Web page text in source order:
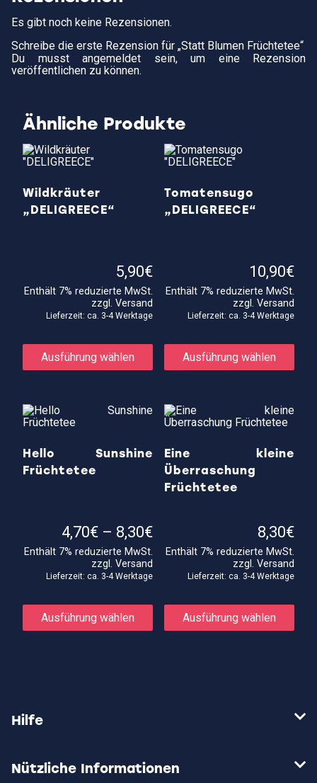
Es gibt noch keine Rezensionen.
Schreibe die erste Rezension für „Statt Blumen Früchtetee“
Du musst angemeldet sein, um eine Rezension
veröffentlichen zu können.
Ähnliche Produkte
Wildkräuter
„DELIGREECE“
5,90€
Enthält 7% reduzierte MwSt.
zzgl.Versand
Lieferzeit: ca. 3-4 Werktage
Ausführung wählen
Produkt
mehrere
Die
Optionen
auf
der
Produktseite
gewählt
werden
Tomatensugo
„DELIGREECE“
10,90€
Enthält 7% reduzierte MwSt.
zzgl. Versand
Lieferzeit: ca. 3-4 Werktage
Ausführung wählen
Die
Hello Sunshine
Früchtetee
4,70€ – 8,30€Preisspanne:
4,70€
bis
Enthält 7% reduzierte MwSt.
zzgl.Versand
Lieferzeit: ca. 3-4 Werktage
Ausführung wählen
Produkt
mehrere
Eine kleine
Überraschung
Früchtetee
8,30€
Enthält 7% reduzierte MwSt.
zzgl. Versand
Lieferzeit: ca. 3-4 Werktage
Ausführung wählen
der
Hilfe
Nützliche Informationen